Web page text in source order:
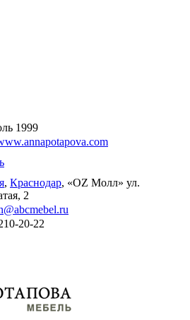
1999
, Краснодар, «OZ Молл» ул.
2
20-22